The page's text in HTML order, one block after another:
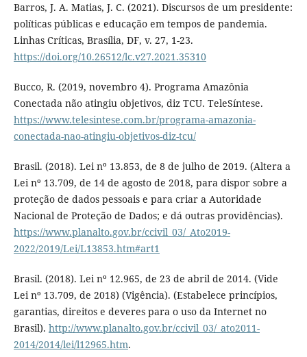
Barros, J. A. Matias, J. C. (2021). Discursos de um presidente:
políticas públicas e educação em tempos de pandemia.
Linhas Críticas, Brasília, DF, v. 27, 1-23.
https://doi.org/10.26512/lc.v27.2021.35310
Bucco, R. (2019, novembro 4). Programa Amazônia
Conectada não atingiu objetivos, diz TCU. TeleSíntese.
https://www.telesintese.com.br/programa-amazonia-
conectada-nao-atingiu-objetivos-diz-tcu/
Brasil. (2018). Lei nº 13.853, de 8 de julho de 2019. (Altera a
Lei nº 13.709, de 14 de agosto de 2018, para dispor sobre a
proteção de dados pessoais e para criar a Autoridade
Nacional de Proteção de Dados; e dá outras providências).
https://www.planalto.gov.br/ccivil_03/_Ato2019-
2022/2019/Lei/L13853.htm#art1
Brasil. (2018). Lei nº 12.965, de 23 de abril de 2014. (Vide
Lei nº 13.709, de 2018) (Vigência). (Estabelece princípios,
garantias, direitos e deveres para o uso da Internet no
Brasil). http://www.planalto.gov.br/ccivil_03/_ato2011-
2014/2014/lei/l12965.htm.